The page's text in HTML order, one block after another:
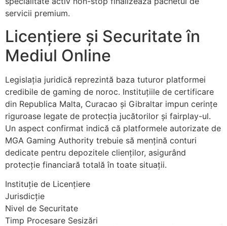
servicii premium.
Licențiere și Securitate în
Mediul Online
Legislația juridică reprezintă baza tuturor platformei
credibile de gaming de noroc. Instituțiile de certificare
din Republica Malta, Curacao și Gibraltar impun cerințe
riguroase legate de protecția jucătorilor și fairplay-ul.
Un aspect confirmat indică că platformele autorizate de
MGA Gaming Authority trebuie să mențină conturi
dedicate pentru depozitele clienților, asigurând
protecție financiară totală în toate situații.
Instituție de Licențiere
Jurisdicție
Nivel de Securitate
Timp Procesare Sesizări